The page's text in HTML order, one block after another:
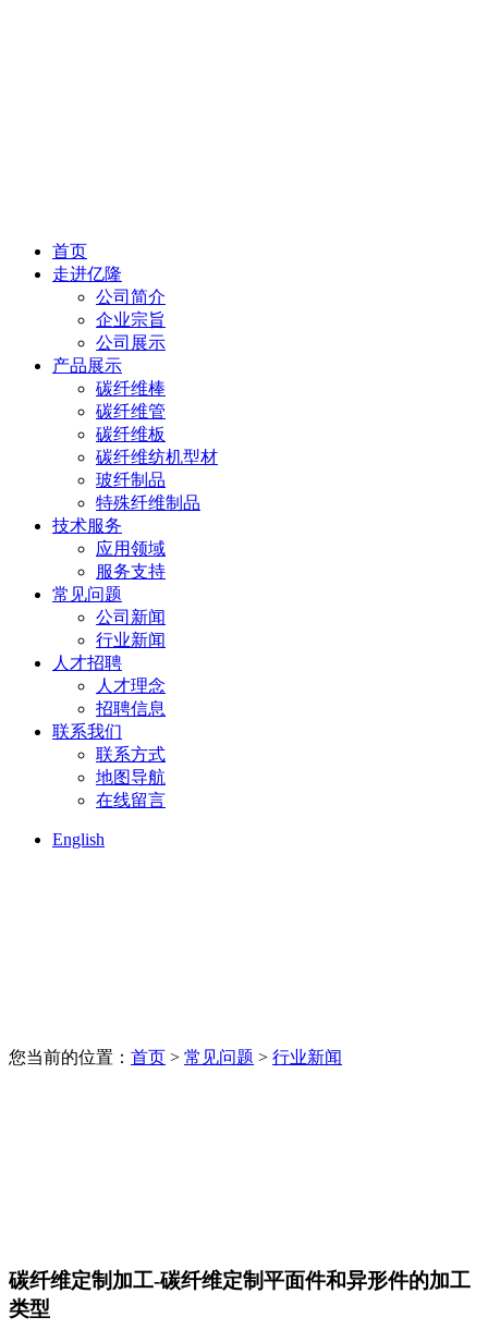
首页
走进亿隆
公司简介
企业宗旨
公司展示
产品展示
碳纤维棒
碳纤维管
碳纤维板
碳纤维纺机型材
玻纤制品
特殊纤维制品
技术服务
应用领域
服务支持
常见问题
公司新闻
行业新闻
人才招聘
人才理念
招聘信息
联系我们
联系方式
地图导航
在线留言
English
您当前的位置： 首页 > 常见问题 > 行业新闻
碳纤维定制加工-碳纤维定制平面件和异形件的加工
类型